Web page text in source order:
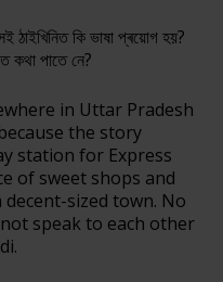
ঠাইখিনিত কি ভাষা প্ৰয়োগ হয়?
কথা পাতে নে?
in Uttar Pradesh
the story
station for Express
of sweet shops and
sized town. No
speak to each other